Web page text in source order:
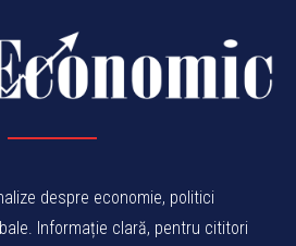
despre economie, politici
Informație clară, pentru cititori